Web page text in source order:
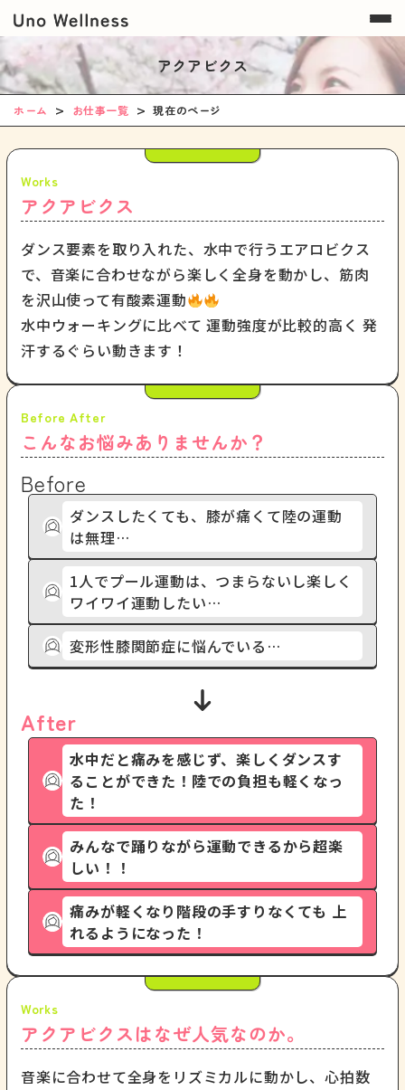
アクアビクス
ホーム お仕事一覧 現在のページ
アクアビクス
ダンス要素を取り入れた、水中で行うエアロビクス
で、音楽に合わせながら楽しく全身を動かし、筋肉
を沢山使って有酸素運動
水中ウォーキングに比べて 運動強度が比較的高く 発
汗するぐらい動きます！
こんなお悩みありませんか？
Before
ダンスしたくても、膝が痛くて陸の運動
は無理…
1人でプール運動は、つまらないし楽しく
ワイワイ運動したい…
変形性膝関節症に悩んでいる…
After
水中だと痛みを感じず、楽しくダンスす
ることができた！陸での負担も軽くなっ
た！
みんなで踊りながら運動できるから超楽
しい！！
痛みが軽くなり階段の手すりなくても 上
れるようになった！
アクアビクスはなぜ人気なのか。
音楽に合わせて全身をリズミカルに動かし、心拍数